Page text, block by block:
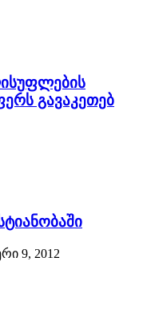
გავაკეთებ
9, 2012